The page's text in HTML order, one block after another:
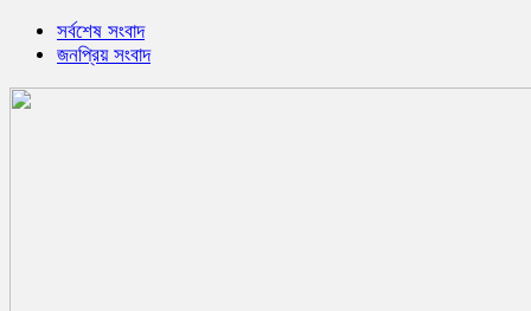
সর্বশেষ সংবাদ
জনপ্রিয় সংবাদ